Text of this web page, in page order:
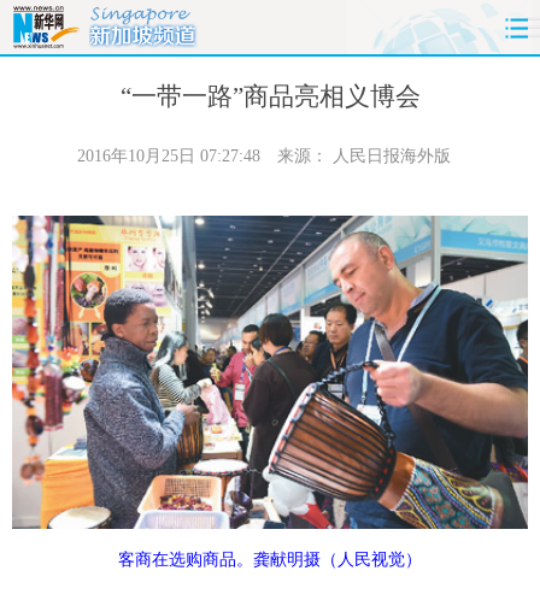
时政 国际
娱乐 体育 人事
时尚 思客 地方 法治
港澳 台湾 华人 汽车
科技 能源 房产 公司
图片 视频 彩票 食品
旅游 健康 信息化 数据
金融 公益 军事 无人机
“一带一路”商品亮相义博会
2016年10月25日 07:27:48 来源： 人民日报海外版
客商在选购商品。龚献明摄（人民视觉）